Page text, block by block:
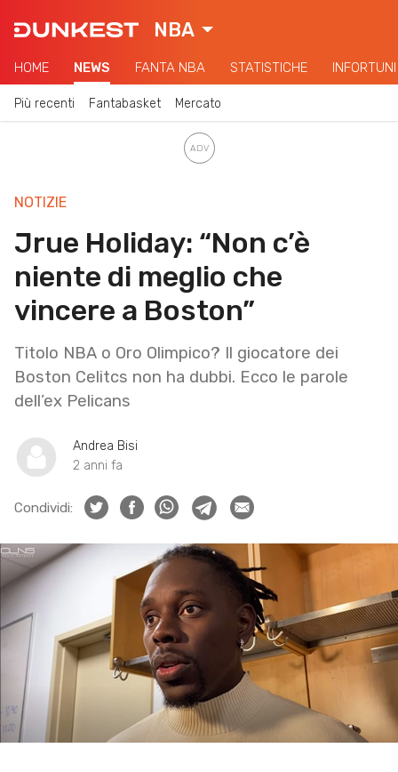
NBA
HOME NEWS FANTA NBA STATISTICHE INFORTUNI
Più recenti Fantabasket Mercato
NOTIZIE
Jrue Holiday: “Non c’è
niente di meglio che
vincere a Boston”
Titolo NBA o Oro Olimpico? Il giocatore dei
Boston Celitcs non ha dubbi. Ecco le parole
dell’ex Pelicans
Andrea Bisi
2 anni fa
Condividi: